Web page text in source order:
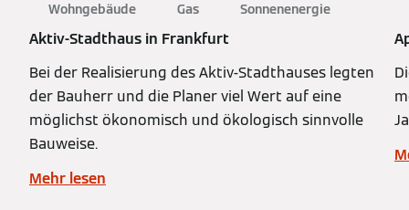
Wohngebäude Gas Sonnenenergie
Aktiv-Stadthaus in Frankfurt
Bei der Realisierung des Aktiv-Stadthauses legten
der Bauherr und die Planer viel Wert auf eine
möglichst ökonomisch und ökologisch sinnvolle
Bauweise.
Mehr lesen